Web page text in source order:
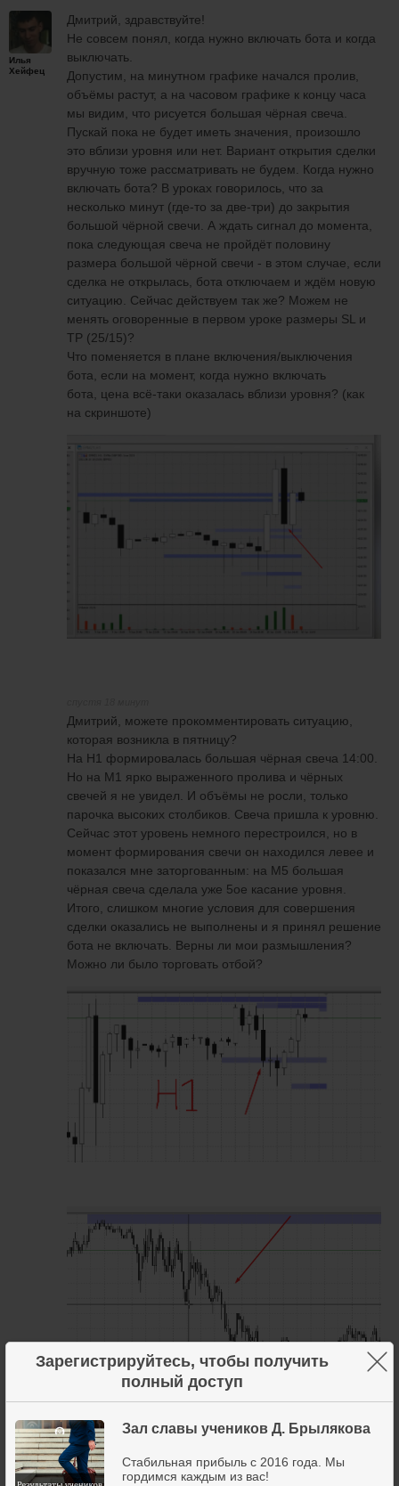
Зарегистрируйтесь, чтобы получить
полный доступ
Зал славы учеников Д. Брылякова
Стабильная прибыль с 2016 года. Мы
гордимся каждым из вас!
×
Илья
Хейфец
Дмитрий, здравствуйте!
Не совсем понял, когда нужно включать бота и когда
выключать.
Допустим, на минутном графике начался пролив,
объёмы растут, а на часовом графике к концу часа
мы видим, что рисуется большая чёрная свеча.
Пускай пока не будет иметь значения, произошло
это вблизи уровня или нет. Вариант открытия сделки
вручную тоже рассматривать не будем. Когда нужно
включать бота? В уроках говорилось, что за
несколько минут (где-то за две-три) до закрытия
большой чёрной свечи. А ждать сигнал до момента,
пока следующая свеча не пройдёт половину
размера большой чёрной свечи - в этом случае, если
сделка не открылась, бота отключаем и ждём новую
ситуацию. Сейчас действуем так же? Можем не
менять оговоренные в первом уроке размеры SL и
TP (25/15)?
Что поменяется в плане включения/выключения
бота, если на момент, когда нужно включать
бота, цена всё-таки оказалась вблизи уровня? (как
на скриншоте)
Дмитрий, можете прокомментировать ситуацию,
которая возникла в пятницу?
На H1 формировалась большая чёрная свеча 14:00.
Но на M1 ярко выраженного пролива и чёрных
свечей я не увидел. И объёмы не росли, только
парочка высоких столбиков. Свеча пришла к уровню.
Сейчас этот уровень немного перестроился, но в
момент формирования свечи он находился левее и
показался мне заторгованным: на М5 большая
чёрная свеча сделала уже 5ое касание уровня.
Итого, слишком многие условия для совершения
сделки оказались не выполнены и я принял решение
бота не включать. Верны ли мои размышления?
Можно ли было торговать отбой?